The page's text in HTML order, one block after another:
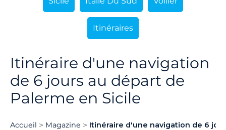
Itinéraires
Itinéraire d'une navigation
de 6 jours au départ de
Palerme en Sicile
Accueil Magazine Itinéraire d'une navigation de 6